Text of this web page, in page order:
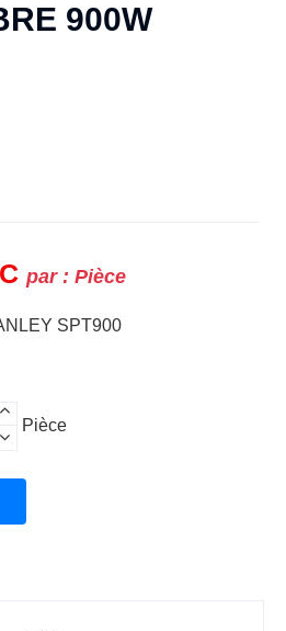
900W
par : Pièce
SPT900
Pièce